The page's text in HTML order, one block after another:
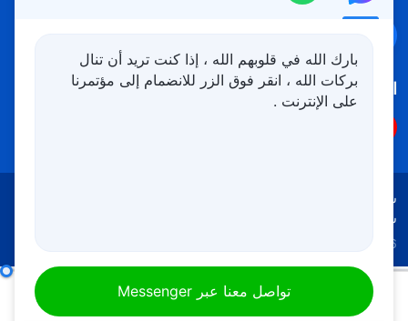
اتبعنا
شروط الاستخدام
سياسة ملفات تعريف الارتباط
Copyright © 2026
بارك الله في قلوبهم الله ، إذا كنت تريد أن تنال
بركات الله ، انقر فوق الزر للانضمام إلى مؤتمرنا
على الإنترنت .
تواصل معنا عبر Messenger كلمات الله اليومية: الدخول إلى الحياة | اقتباس 484